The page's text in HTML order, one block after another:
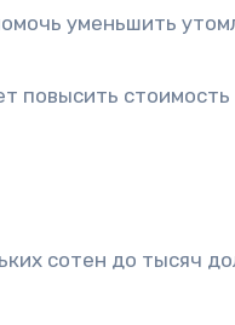
уменьшить
повысить
сотен до тысяч